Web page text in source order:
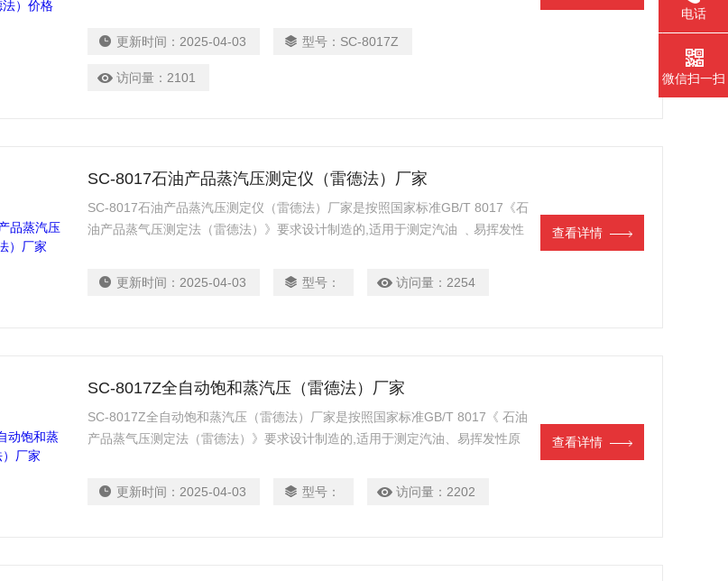
更新时间： 2025-04-03 型号： SC-8017Z
访问量： 2101
SC-8017石油产品蒸汽压测定仪（雷德法）厂家
SC-8017石油产品蒸汽压测定仪（雷德法）厂家是按照国家标准GB/T 8017《石
油产品蒸气压测定法（雷德法）》要求设计制造的,适用于测定汽油 ﹑易挥发性
更新时间： 2025-04-03 型号： 访问量： 2254
查看详情
SC-8017Z全自动饱和蒸汽压（雷德法）厂家
SC-8017Z全自动饱和蒸汽压（雷德法）厂家是按照国家标准GB/T 8017《 石油
产品蒸气压测定法（雷德法）》要求设计制造的,适用于测定汽油、易挥发性原
更新时间： 2025-04-03 型号： 访问量： 2202
查看详情
电话
微信扫一扫